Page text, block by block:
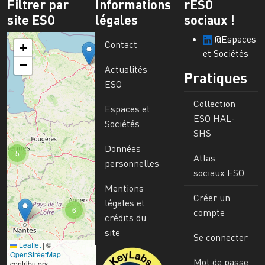
Filtrer par
site ESO
6
5
+
−
Leaflet | ©
OpenStreetMap
Informations
légales
Contact
Actualités
ESO
Espaces et
Sociétés
Données
personnelles
Mentions
légales et
crédits du
site
Image
rESO
sociaux !
@Espaces
et Sociétés
Pratiques
Collection
ESO HAL-
SHS
Atlas
sociaux ESO
Créer un
compte
Se connecter
Mot de passe